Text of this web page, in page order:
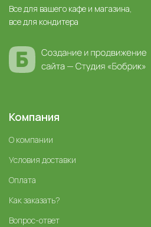
Все для вашего кафе и магазина,
все для кондитера
Компания
О компании
Условия доставки
Оплата
Как заказать?
Вопрос-ответ